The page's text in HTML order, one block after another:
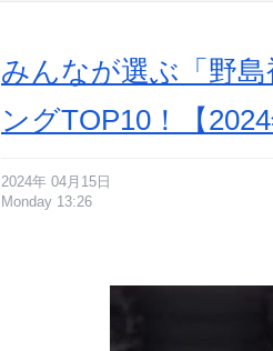
みんなが選ぶ「野
ングTOP10！【2024
2024年 04月15日
Monday 13:26